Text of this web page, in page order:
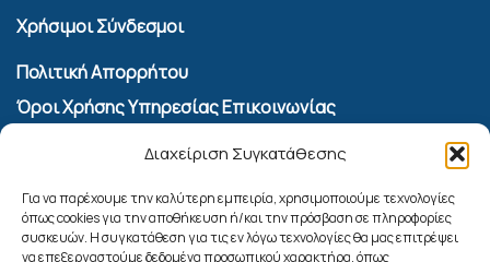
Διαχείριση Συγκατάθεσης
Για να παρέχουμε την καλύτερη εμπειρία, χρησιμοποιούμε τεχνολογίες
όπως cookies για την αποθήκευση ή/και την πρόσβαση σε πληροφορίες
συσκευών. Η συγκατάθεση για τις εν λόγω τεχνολογίες θα μας επιτρέψει
να επεξεργαστούμε δεδομένα προσωπικού χαρακτήρα, όπως
Χρήσιμοι Σύνδεσμοι
Πολιτική Απορρήτου
Όροι Χρήσης Υπηρεσίας Επικοινωνίας
Πολιτική Cookies (ΕΕ)
Αναζήτηση